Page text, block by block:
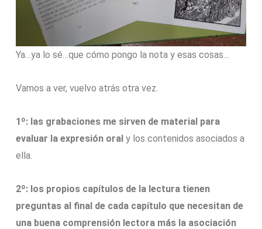
Ya…ya lo sé…que cómo pongo la nota y esas cosas…
Vamos a ver, vuelvo atrás otra vez.
1º: las grabaciones me sirven de material para
evaluar la expresión oral y los contenidos asociados a
ella.
2º: los propios capítulos de la lectura tienen
preguntas al final de cada capítulo que necesitan de
una buena comprensión lectora más la asociación